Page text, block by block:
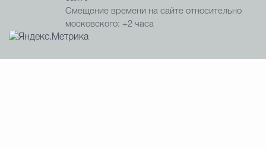
Смещение времени на сайте относительно
московского: +2 часа